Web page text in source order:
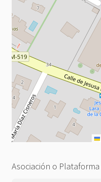
Asociación o Plataforma